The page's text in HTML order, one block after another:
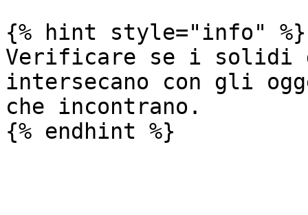
{% hint style="info" %}
Verificare se i solidi
intersecano con gli
che incontrano.